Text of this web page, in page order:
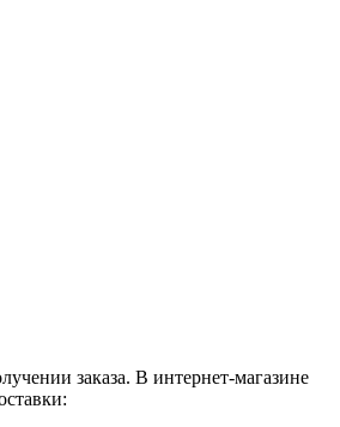
заказа. В интернет-магазине